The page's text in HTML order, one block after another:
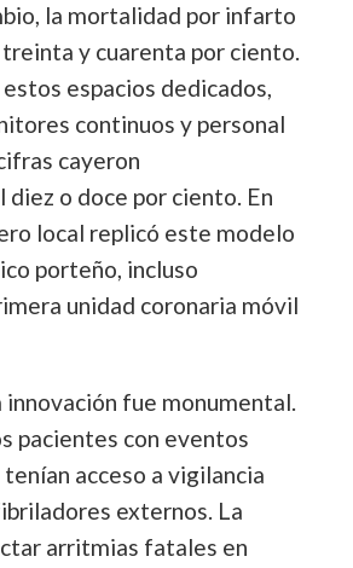
la mortalidad por infarto
y cuarenta por ciento.
espacios dedicados,
continuos y personal
cayeron
o doce por ciento. En
local replicó este modelo
porteño, incluso
unidad coronaria móvil
fue monumental.
pacientes con eventos
acceso a vigilancia
externos. La
arritmias fatales en